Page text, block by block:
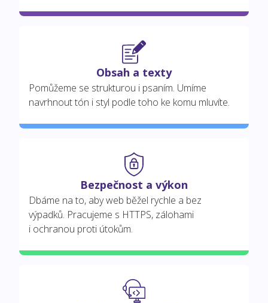
Obsah a texty
Pomůžeme se strukturou i psaním. Umíme
navrhnout tón i styl podle toho ke komu mluvíte.
Bezpečnost a výkon
Dbáme na to, aby web běžel rychle a bez
výpadků. Pracujeme s HTTPS, zálohami
i ochranou proti útokům.